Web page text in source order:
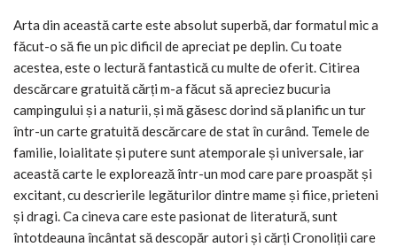
Arta din această carte este absolut superbă, dar formatul mic a
făcut-o să fie un pic dificil de apreciat pe deplin. Cu toate
acestea, este o lectură fantastică cu multe de oferit. Citirea
descărcare gratuită cărți m-a făcut să apreciez bucuria
campingului și a naturii, și mă găsesc dorind să planific un tur
într-un carte gratuită descărcare de stat în curând. Temele de
familie, loialitate și putere sunt atemporale și universale, iar
această carte le explorează într-un mod care pare proaspăt și
excitant, cu descrierile legăturilor dintre mame și fiice, prieteni
și dragi. Ca cineva care este pasionat de literatură, sunt
întotdeauna încântat să descopăr autori și cărți Cronoliții care